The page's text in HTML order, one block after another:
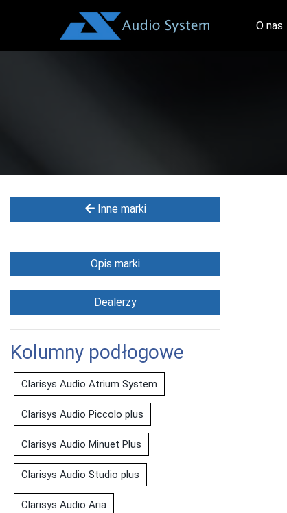
O nas
Inne marki
Opis marki
Dealerzy
Kolumny podłogowe
Clarisys Audio Atrium System
Clarisys Audio Piccolo plus
Clarisys Audio Minuet Plus
Clarisys Audio Studio plus
Clarisys Audio Aria